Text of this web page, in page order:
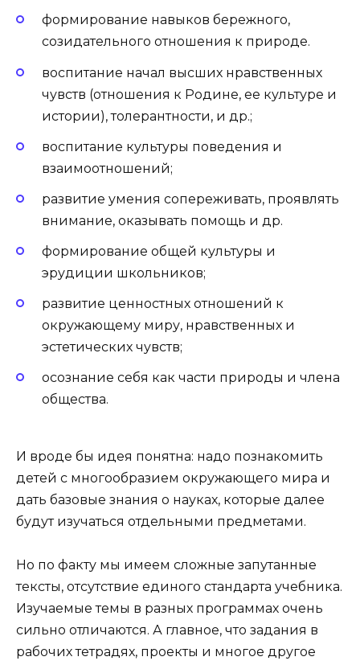
формирование навыков бережного,
созидательного отношения к природе.
воспитание начал высших нравственных
чувств (отношения к Родине, ее культуре и
истории), толерантности, и др.;
воспитание культуры поведения и
взаимоотношений;
развитие умения сопереживать, проявлять
внимание, оказывать помощь и др.
формирование общей культуры и
эрудиции школьников;
развитие ценностных отношений к
окружающему миру, нравственных и
эстетических чувств;
осознание себя как части природы и члена
общества.
И вроде бы идея понятна: надо познакомить
детей с многообразием окружающего мира и
дать базовые знания о науках, которые далее
будут изучаться отдельными предметами.
Но по факту мы имеем сложные запутанные
тексты, отсутствие единого стандарта учебника.
Изучаемые темы в разных программах очень
сильно отличаются. А главное, что задания в
рабочих тетрадях, проекты и многое другое